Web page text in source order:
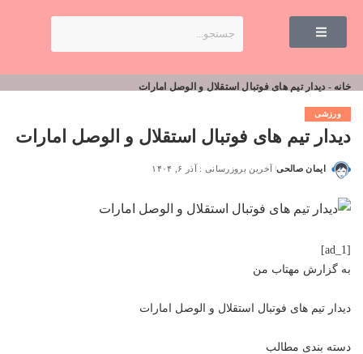
خانه - دیدار تیم ‌های فوتبال استقلال و الوصل امارات
ورزشی
دیدار تیم ‌های فوتبال استقلال و الوصل امارات
ایمان صالحی آخرین بروزرسانی : آذر ۶, ۱۴۰۴
[ad_1]
به گزارش مهتاب من
دیدار تیم ‌های فوتبال استقلال و الوصل امارات
دسته بندی مطالب